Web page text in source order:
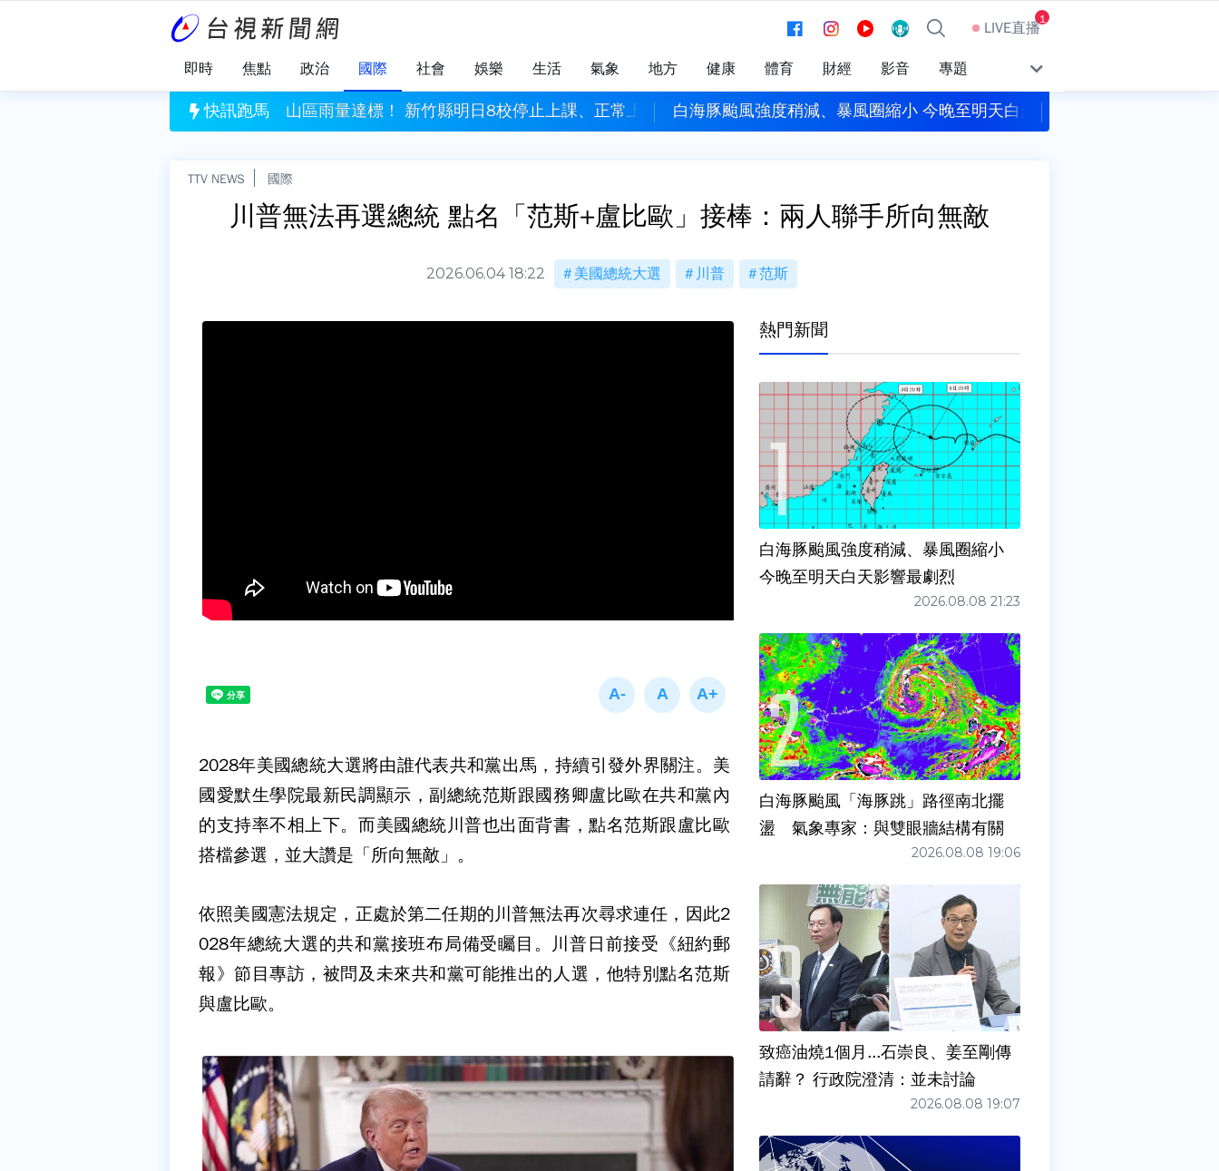
LIVE直播1
即時 焦點 政治 國際 社會 娛樂 生活 氣象 地方 健康 體育 財經 影音 專題
快訊跑馬
萬！ 台彩8/8獎號一次看 山區雨量達標！ 新竹縣明日8校停止上課、正常上班 白海豚颱風強度稍減、暴風圈縮小 今晚至明天白天影響最劇烈
TTV NEWS 國際
川普無法再選總統 點名「范斯+盧比歐」接棒：兩人聯手所向無敵
2026.06.04 18:22 美國總統大選 川普 范斯
2028年美國總統大選將由誰代表共和黨出馬，持續引發外界關注。美
國愛默生學院最新民調顯示，副總統范斯跟國務卿盧比歐在共和黨內
的支持率不相上下。而美國總統川普也出面背書，點名范斯跟盧比歐
搭檔參選，並大讚是「所向無敵」。
依照美國憲法規定，正處於第二任期的川普無法再次尋求連任，因此2
028年總統大選的共和黨接班布局備受矚目。川普日前接受《紐約郵
報》節目專訪，被問及未來共和黨可能推出的人選，他特別點名范斯
與盧比歐。
熱門新聞
白海豚颱風強度稍減、暴風圈縮小
今晚至明天白天影響最劇烈
2026.08.08 21:23
白海豚颱風「海豚跳」路徑南北擺
盪 氣象專家：與雙眼牆結構有關
2026.08.08 19:06
致癌油燒1個月...石崇良、姜至剛傳
請辭？ 行政院澄清：並未討論
2026.08.08 19:07